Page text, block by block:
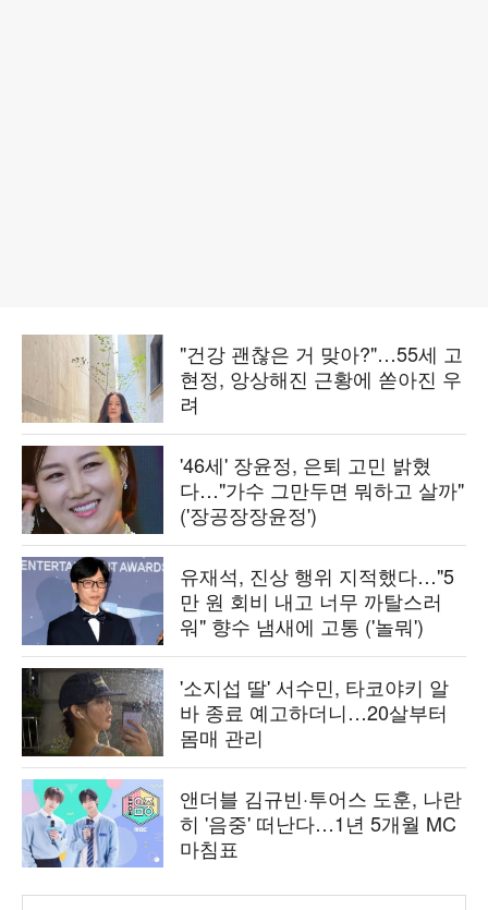
"건강 괜찮은 거 맞아?"…55세 고
현정, 앙상해진 근황에 쏟아진 우
려
'46세' 장윤정, 은퇴 고민 밝혔
다…"가수 그만두면 뭐하고 살까"
('장공장장윤정')
유재석, 진상 행위 지적했다…"5
만 원 회비 내고 너무 까탈스러
워" 향수 냄새에 고통 ('놀뭐')
'소지섭 딸' 서수민, 타코야키 알
바 종료 예고하더니…20살부터
몸매 관리
앤더블 김규빈·투어스 도훈, 나란
히 '음중' 떠난다…1년 5개월 MC
마침표